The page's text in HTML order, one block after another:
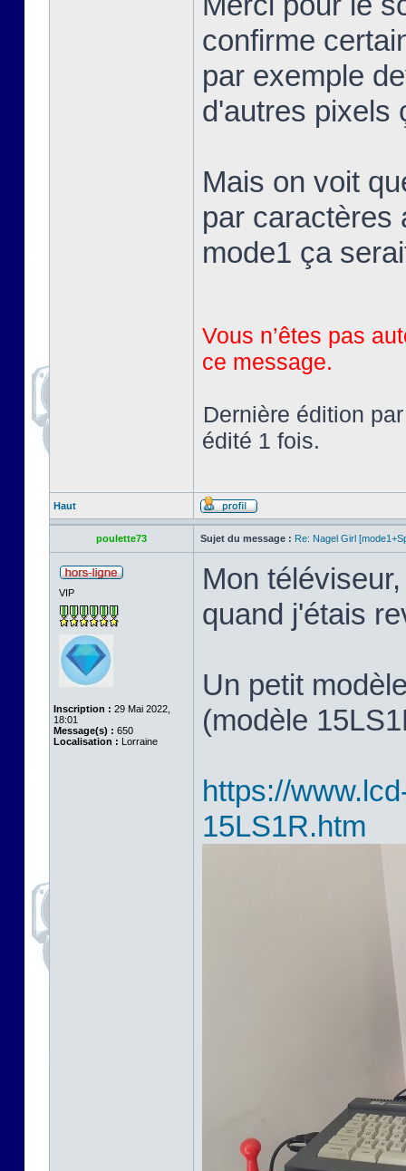
confirme
par exemple
d'autres pixels
Mais on voit
par caractères
mode1 ça
Vous n’êtes pas
ce message.
Dernière édition
édité 1 fois.
Haut
poulette73 Sujet du message : Re: Nagel Girl
VIP
Inscription : 29 Mai 2022,
18:01
Message(s) : 650
Localisation : Lorraine
Mon
quand j'étais
Un petit
(modèle
https://
15LS1R.htm